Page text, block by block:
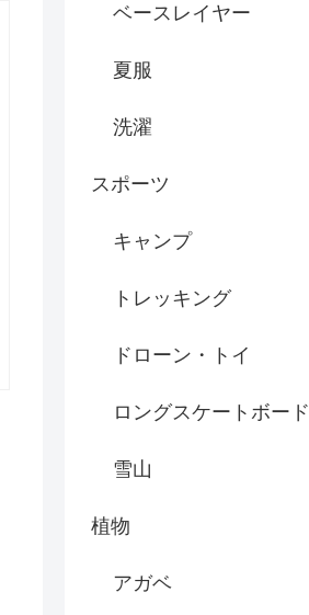
ベースレイヤー
夏服
洗濯
スポーツ
キャンプ
トレッキング
ドローン・トイ
ロングスケートボード
雪山
植物
アガベ